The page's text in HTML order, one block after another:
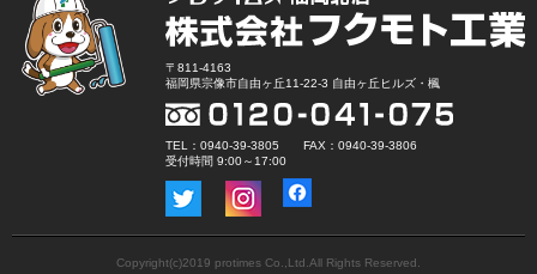
〒811-4163
福岡県宗像市自由ヶ丘11-22-3 自由ヶ丘ヒルズ・楓
TEL：0940-39-3805 FAX：0940-39-3806
受付時間 9:00～17:00
Copyright(c)2019 protimes Co.,Ltd.All Rights Reserved.